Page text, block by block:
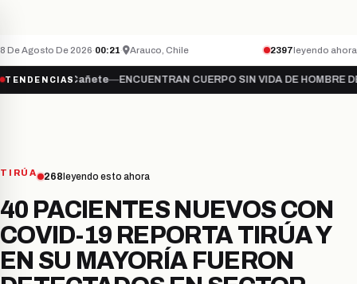
8 De Agosto De 2026·00:21· Arauco, Chile 2397leyendo ahora
TENDENCIAS
● Cañete—ENCUENTRAN CUERPO SIN VIDA DE HOMBRE
TIRÚA 268 leyendo esto ahora
40 PACIENTES NUEVOS CON
COVID-19 REPORTA TIRÚA Y
EN SU MAYORÍA FUERON